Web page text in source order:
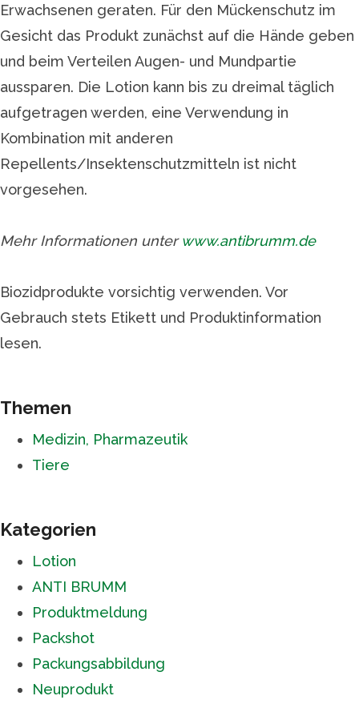
Erwachsenen geraten. Für den Mückenschutz im
Gesicht das Produkt zunächst auf die Hände geben
und beim Verteilen Augen- und Mundpartie
aussparen. Die Lotion kann bis zu dreimal täglich
aufgetragen werden, eine Verwendung in
Kombination mit anderen
Repellents/Insektenschutzmitteln ist nicht
vorgesehen.
Mehr Informationen unterwww.antibrumm.de
Biozidprodukte vorsichtig verwenden. Vor
Gebrauch stets Etikett und Produktinformation
lesen.
Themen
Medizin, Pharmazeutik
Tiere
Kategorien
Lotion
ANTI BRUMM
Produktmeldung
Packshot
Packungsabbildung
Neuprodukt